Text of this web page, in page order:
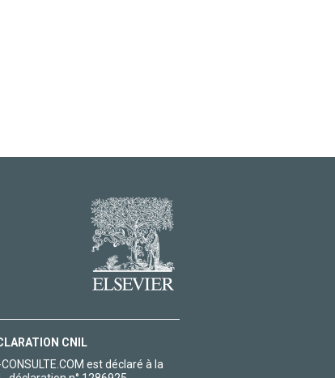
CNIL
CONSULTE.COM est déclaré à la